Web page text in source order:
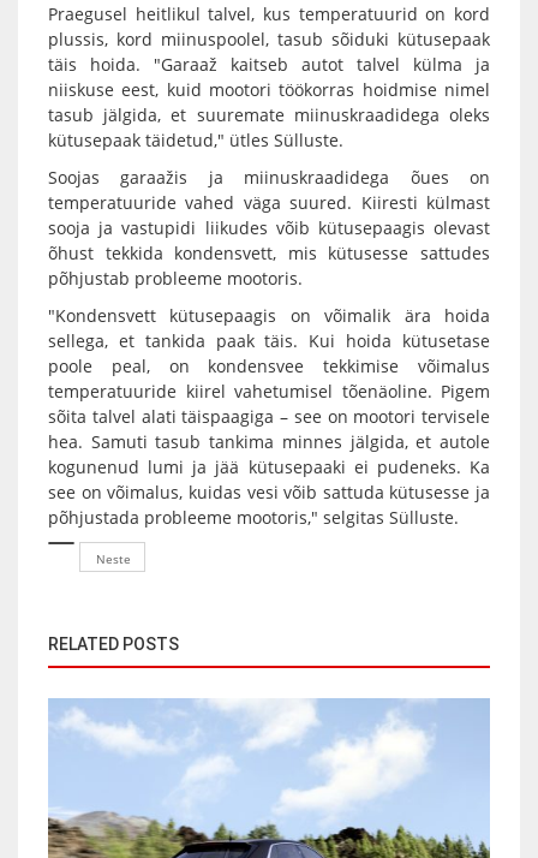
Praegusel heitlikul talvel, kus temperatuurid on kord
plussis, kord miinuspoolel, tasub sõiduki kütusepaak
täis hoida. "Garaaž kaitseb autot talvel külma ja
niiskuse eest, kuid mootori töökorras hoidmise nimel
tasub jälgida, et suuremate miinuskraadidega oleks
kütusepaak täidetud," ütles Sülluste.
Soojas garaažis ja miinuskraadidega õues on
temperatuuride vahed väga suured. Kiiresti külmast
sooja ja vastupidi liikudes võib kütusepaagis olevast
õhust tekkida kondensvett, mis kütusesse sattudes
põhjustab probleeme mootoris.
"Kondensvett kütusepaagis on võimalik ära hoida
sellega, et tankida paak täis. Kui hoida kütusetase
poole peal, on kondensvee tekkimise võimalus
temperatuuride kiirel vahetumisel tõenäoline. Pigem
sõita talvel alati täispaagiga – see on mootori tervisele
hea. Samuti tasub tankima minnes jälgida, et autole
kogunenud lumi ja jää kütusepaaki ei pudeneks. Ka
see on võimalus, kuidas vesi võib sattuda kütusesse ja
põhjustada probleeme mootoris," selgitas Sülluste.
Neste
RELATED POSTS